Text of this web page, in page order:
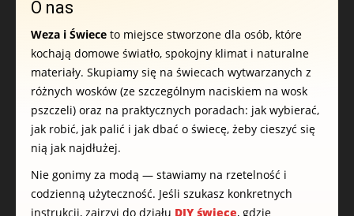
O nas
Weza i Świece to miejsce stworzone dla osób, które
kochają domowe światło, spokojny klimat i naturalne
materiały. Skupiamy się na świecach wytwarzanych z
różnych wosków (ze szczególnym naciskiem na wosk
pszczeli) oraz na praktycznych poradach: jak wybierać,
jak robić, jak palić i jak dbać o świecę, żeby cieszyć się
nią jak najdłużej.
Nie gonimy za modą — stawiamy na rzetelność i
codzienną użyteczność. Jeśli szukasz konkretnych
instrukcji, zajrzyj do działu DIY świece, gdzie